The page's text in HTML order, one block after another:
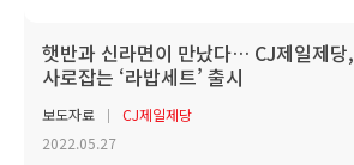
햇반과 신라면이 만났다… CJ제일제
사로잡는 ‘라밥세트’ 출시
보도자료
CJ제일제당
2022.05.27